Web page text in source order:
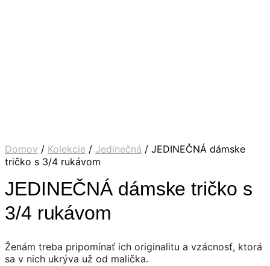
Domov / Kolekcie / Jedinečná / JEDINEČNÁ dámske
tričko s 3/4 rukávom
JEDINEČNÁ dámske tričko s
3/4 rukávom
Ženám treba pripomínať ich originalitu a vzácnosť, ktorá
sa v nich ukrýva už od malička.